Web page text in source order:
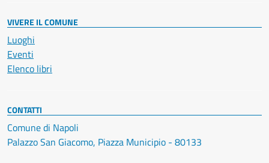
VIVERE IL COMUNE
Luoghi
Eventi
Elenco libri
CONTATTI
Comune di Napoli
Palazzo San Giacomo, Piazza Municipio - 80133